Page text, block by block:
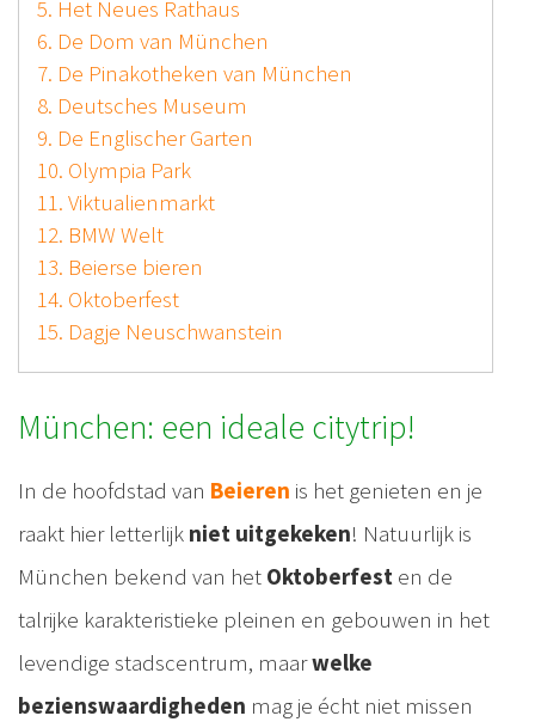
5. Het Neues Rathaus
6. De Dom van München
7. De Pinakotheken van München
8. Deutsches Museum
9. De Englischer Garten
10. Olympia Park
11. Viktualienmarkt
12. BMW Welt
13. Beierse bieren
14. Oktoberfest
15. Dagje Neuschwanstein
München: een ideale citytrip!
In de hoofdstad van Beieren is het genieten en je
raakt hier letterlijk niet uitgekeken! Natuurlijk is
München bekend van het Oktoberfest en de
talrijke karakteristieke pleinen en gebouwen in het
levendige stadscentrum, maarwelke
bezienswaardigheden mag je écht niet missen